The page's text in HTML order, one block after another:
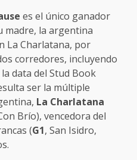
es el único ganador
madre, la argentina
La Charlatana, por
corredores, incluyendo
data del Stud Book
ser la múltiple
La Charlatana
Brío), vencedora del
(G1, San Isidro,